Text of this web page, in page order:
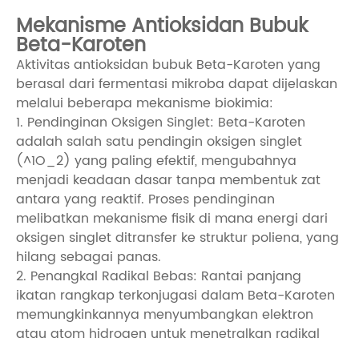
Mekanisme Antioksidan Bubuk
Beta-Karoten
Aktivitas antioksidan bubuk Beta-Karoten yang
berasal dari fermentasi mikroba dapat dijelaskan
melalui beberapa mekanisme biokimia:
1. Pendinginan Oksigen Singlet: Beta-Karoten
adalah salah satu pendingin oksigen singlet
(^1O_2) yang paling efektif, mengubahnya
menjadi keadaan dasar tanpa membentuk zat
antara yang reaktif. Proses pendinginan
melibatkan mekanisme fisik di mana energi dari
oksigen singlet ditransfer ke struktur poliena, yang
hilang sebagai panas.
2. Penangkal Radikal Bebas: Rantai panjang
ikatan rangkap terkonjugasi dalam Beta-Karoten
memungkinkannya menyumbangkan elektron